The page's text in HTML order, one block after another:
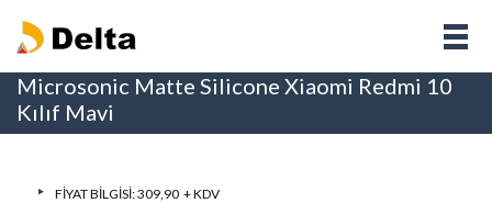
Microsonic Matte Silicone Xiaomi Redmi 10
Kılıf Mavi
FIYAT BILGISI: 309,90 + KDV